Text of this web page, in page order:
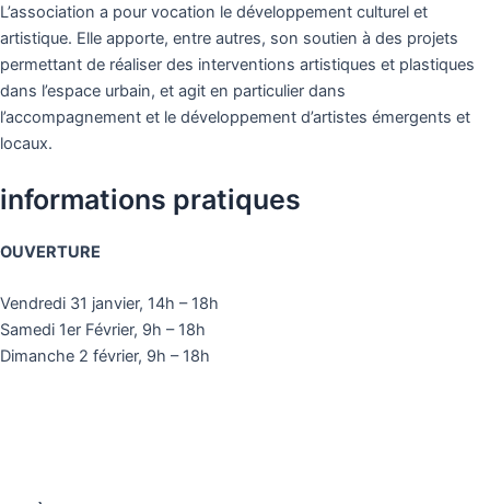
L’association a pour vocation le développement culturel et
artistique. Elle apporte, entre autres, son soutien à des projets
permettant de réaliser des interventions artistiques et plastiques
dans l’espace urbain, et agit en particulier dans
l’accompagnement et le développement d’artistes émergents et
locaux.
informations pratiques
OUVERTURE
Vendredi 31 janvier, 14h – 18h
Samedi 1er Février, 9h – 18h
Dimanche 2 février, 9h – 18h